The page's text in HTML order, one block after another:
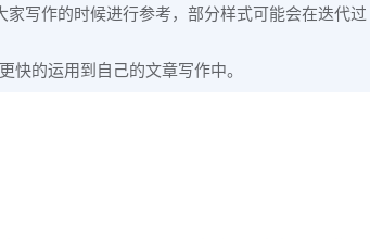
写作的时候进行参考，部分样式可能会在迭代过
的运用到自己的文章写作中。